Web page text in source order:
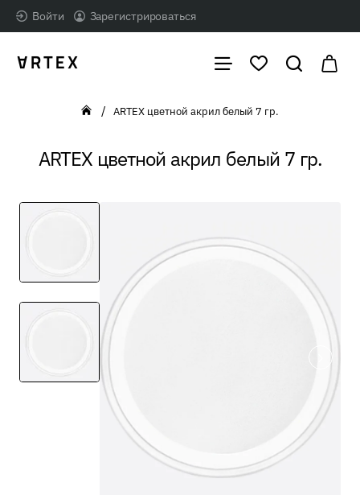
Войти Зарегистрироваться
ARTEX цветной акрил белый 7 гр.
home
ARTEX цветной акрил белый 7 гр.